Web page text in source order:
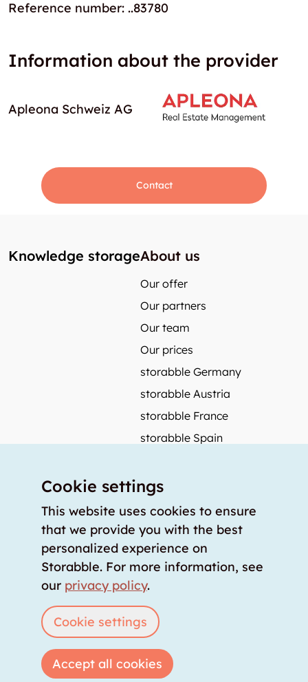
Reference number: ..83780
Information about the provider
Apleona Schweiz AG
Contact
Knowledge storageAbout us
Our offer
Our partners
Our team
Our prices
storabble Germany
storabble Austria
storabble France
storabble Spain
Press coverage
How to calculate the size of a storage room?
How much does a storage room cost?
For storage providers
Login List storage room
Copyright © 2026 storabble|privacy policy
Cookie settings
This website uses cookies to ensure
that we provide you with the best
personalized experience on
Storabble. For more information, see
our privacy policy.
Cookie settings
Accept all cookies